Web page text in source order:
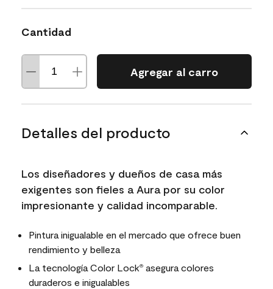
Cantidad
Agregar al carro
Detalles del producto
Los diseñadores y dueños de casa más
exigentes son fieles a Aura por su color
impresionante y calidad incomparable.
Pintura inigualable en el mercado que ofrece buen
rendimiento y belleza
La tecnología Color Lock® asegura colores
duraderos e inigualables